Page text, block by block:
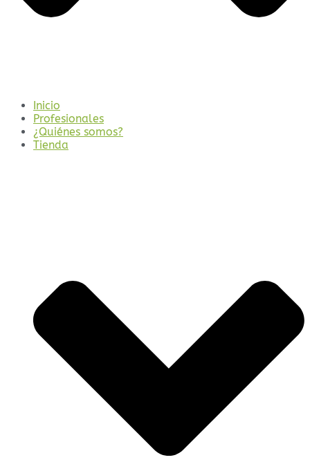
Inicio
Profesionales
¿Quiénes somos?
Tienda